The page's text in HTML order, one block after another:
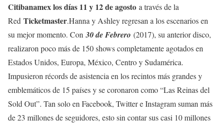
Citibanamex los días 11 y 12 de agosto a través de la
Red Ticketmaster.Hanna y Ashley regresan a los escenarios en
su mejor momento. Con30 de Febrero (2017), su anterior disco,
realizaron poco más de 150 shows completamente agotados en
Estados Unidos, Europa, México, Centro y Sudamérica.
Impusieron récords de asistencia en los recintos más grandes y
emblemáticos de 15 países y se coronaron como “Las Reinas del
Sold Out”. Tan solo en Facebook, Twitter e Instagram suman más
de 23 millones de seguidores, esto sin contar sus casi 10 millones